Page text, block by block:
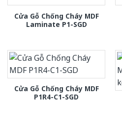
Cửa Gỗ Chống Cháy MDF
Laminate P1-SGD
Cửa Gỗ Chống Cháy MDF
P1R4-C1-SGD